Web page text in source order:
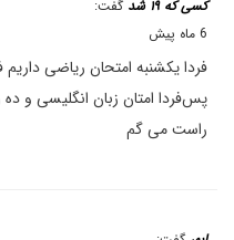
کسی که ۱۹ شد
گفت:
6 ماه پیش
فردا یکشنبه امتحان ریاضی
پس‌فردا امتان زبان انگلیسی و
راست می گم